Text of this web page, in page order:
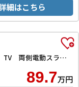
細はこちら
カスタムG S ETC バックカメラ ナビ TV 両側電動スライドドア オートクルーズコントロール 衝突被害軽減システム アルミホイール オートライト LEDヘッドランプ スマートキー アイドリングストップ
89.7万円